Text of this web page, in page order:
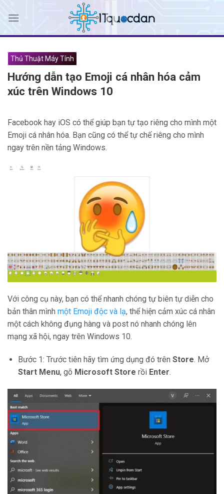
Thủ Thuật Máy Tính
Hướng dẫn tạo Emoji cá nhân hóa cảm
xúc trên Windows 10
Facebook hay iOS có thể giúp bạn tự tạo riêng cho mình một
Emoji cá nhân hóa. Bạn cũng có thể tự chế riêng cho mình
ngay trên nền tảng Windows.
Với công cụ này, bạn có thể nhanh chóng tự biên tự diễn cho
bản thân mình một Emoji độc và lạ, thể hiện cảm xúc cá nhân
một cách không đụng hàng và post nó nhanh chóng lên
mạng xã hội, ngay trên Windows 10.
Bước 1: Trước tiên hãy tìm ứng dụng đó trên Store. Mở
Start Menu, gõ Microsoft Store rồi Enter.